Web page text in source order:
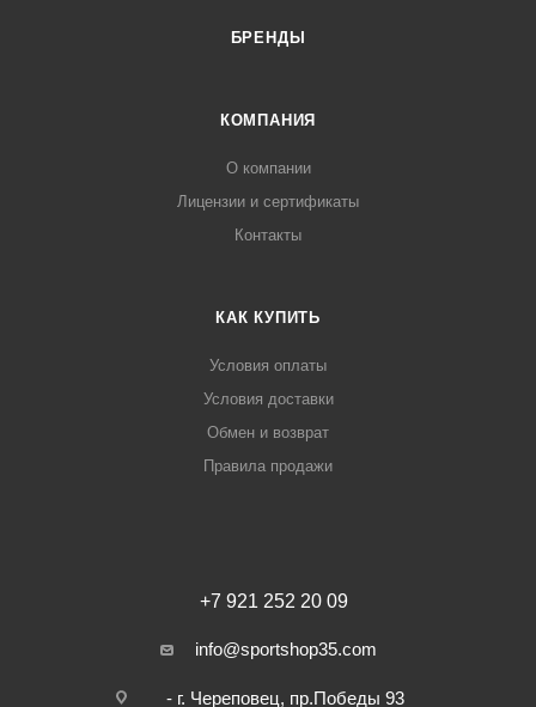
БРЕНДЫ
КОМПАНИЯ
О компании
Лицензии и сертификаты
Контакты
КАК КУПИТЬ
Условия оплаты
Условия доставки
Обмен и возврат
Правила продажи
+7 921 252 20 09
info@sportshop35.com
- г. Череповец, пр.Победы 93